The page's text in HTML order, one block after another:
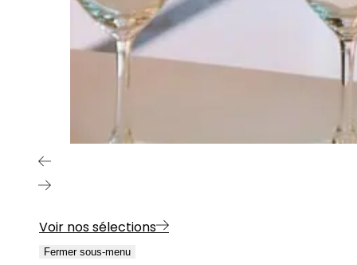
Voir nos sélections
Fermer sous-menu